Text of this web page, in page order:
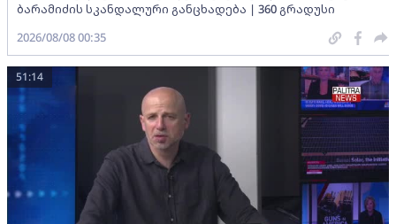
ბარამიძის სკანდალური განცხადება | 360 გრადუსი
2026/08/08 00:35
51:14